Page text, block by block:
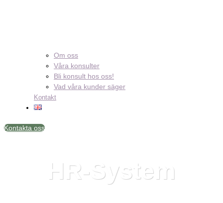
Om oss
Våra konsulter
Bli konsult hos oss!
Vad våra kunder säger
Kontakt
Kontakta oss
HR-System